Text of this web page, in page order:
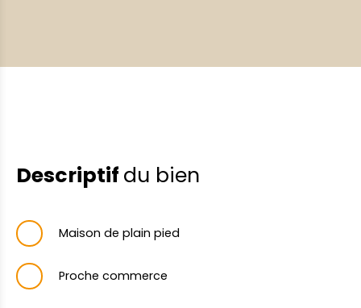
Descriptif du bien
Maison de plain pied
Proche commerce